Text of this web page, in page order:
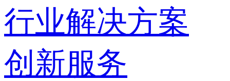
行业解决方案
创新服务